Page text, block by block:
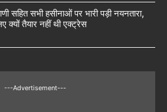
सहित सभी हसीनाओं पर भारी पड़ी नयनतारा,
तैयार नहीं थी एक्ट्रेस
---Advertisement---